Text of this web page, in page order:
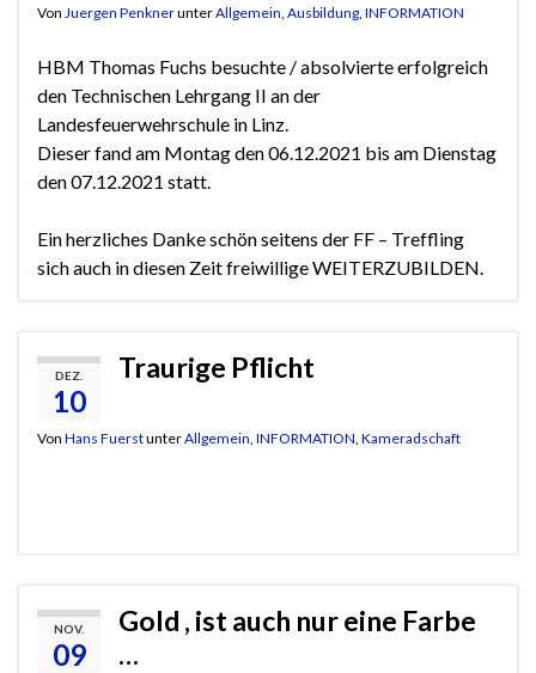
Von Juergen PenknerunterAllgemein Ausbildung INFORMATION
HBM Thomas Fuchs besuchte / absolvierte erfolgreich
den Technischen Lehrgang II an der
Landesfeuerwehrschule in Linz.
Dieser fand am Montag den 06.12.2021 bis am Dienstag
den 07.12.2021 statt.
Ein herzliches Danke schön seitens der FF – Treffling
sich auch in diesen Zeit freiwillige WEITERZUBILDEN.
DEZ.
10
Traurige Pflicht
Von Hans FuerstunterAllgemein INFORMATION Kameradschaft
NOV.
09
Gold , ist auch nur eine Farbe
…